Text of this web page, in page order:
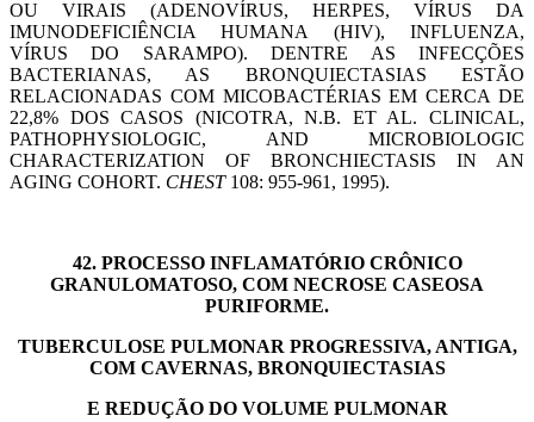
OU VIRAIS (ADENOVÍRUS, HERPES, VÍRUS DA
IMUNODEFICIÊNCIA HUMANA (HIV), INFLUENZA,
VÍRUS DO SARAMPO). DENTRE AS INFECÇÕES
BACTERIANAS, AS BRONQUIECTASIAS ESTÃO
RELACIONADAS COM MICOBACTÉRIAS EM CERCA DE
22,8% DOS CASOS (NICOTRA, N.B. ET AL. CLINICAL,
PATHOPHYSIOLOGIC, AND MICROBIOLOGIC
CHARACTERIZATION OF BRONCHIECTASIS IN AN
AGING COHORT. CHEST108: 955-961, 1995).
42. PROCESSO INFLAMATÓRIO CRÔNICO
GRANULOMATOSO, COM NECROSE CASEOSA
PURIFORME.
TUBERCULOSE PULMONAR PROGRESSIVA, ANTIGA,
COM CAVERNAS, BRONQUIECTASIAS
E REDUÇÃO DO VOLUME PULMONAR